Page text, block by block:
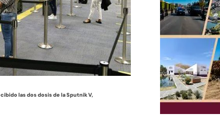
las dos dosis de la Sputnik V,